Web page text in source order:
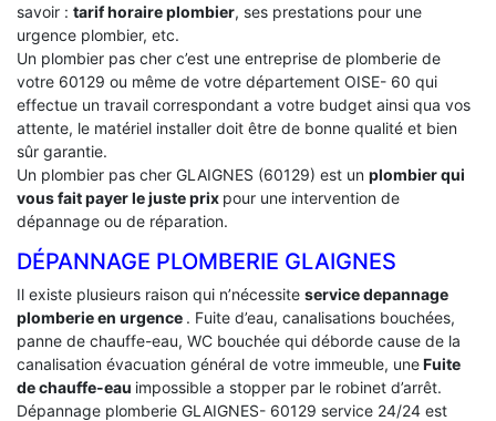
savoir : tarif horaire plombier, ses prestations pour une
urgence plombier, etc.
Un plombier pas cher c’est une entreprise de plomberie de
votre 60129 ou même de votre département OISE- 60 qui
effectue un travail correspondant a votre budget ainsi qua vos
attente, le matériel installer doit être de bonne qualité et bien
sûr garantie.
Un plombier pas cher GLAIGNES (60129) est un plombier qui
vous fait payer le juste prix pour une intervention de
dépannage ou de réparation.
DÉPANNAGE PLOMBERIE GLAIGNES
Il existe plusieurs raison qui n’nécessite service depannage
plomberie en urgence . Fuite d’eau, canalisations bouchées,
panne de chauffe-eau, WC bouchée qui déborde cause de la
canalisation évacuation général de votre immeuble, uneFuite
de chauffe-eau impossible a stopper par le robinet d’arrêt.
Dépannage plomberie GLAIGNES- 60129 service 24/24 est